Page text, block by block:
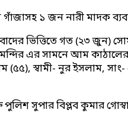
১ জন নারী মাদক
ভিত্তিতে গত (২৩ ‍জুন)
এর সামনে আম
(৫৫), স্বামী- নুর ইসলাম,
সুপার বিপ্লব কুমার